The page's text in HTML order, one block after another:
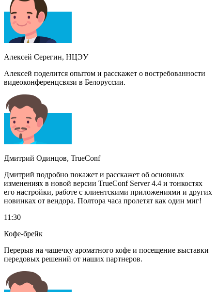
Алексей Серегин, НЦЭУ
Алексей поделится опытом и расскажет о востребованности
видеоконференцсвязи в Белоруссии.
Дмитрий Одинцов, TrueConf
Дмитрий подробно покажет и расскажет об основных
изменениях в новой версии TrueConf Server 4.4 и тонкостях
его настройки, работе с клиентскими приложениями и других
новинках от вендора. Полтора часа пролетят как один миг!
11:30
Кофе-брейк
Перерыв на чашечку ароматного кофе и посещение выставки
передовых решений от наших партнеров.